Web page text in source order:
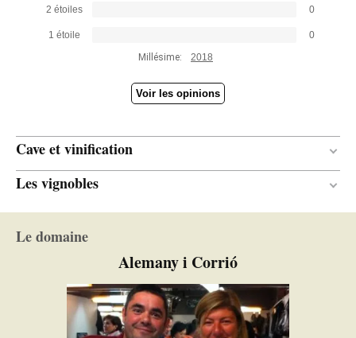
2 étoiles 0
1 étoile
0
Millésime:
2018
Voir les opinions
Cave et vinification
DURÉE DE L'ÉLEVAGE
ÂGE DES BARRIQUES Neuves
CLARIFICATION ET
Mis en bouteille sans filtrage ni
collage
Les vignobles
Le domaine
Alemany i Corrió